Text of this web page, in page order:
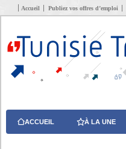
Accueil Publiez vos offres d’emploi
ACCUEIL À LA UNE